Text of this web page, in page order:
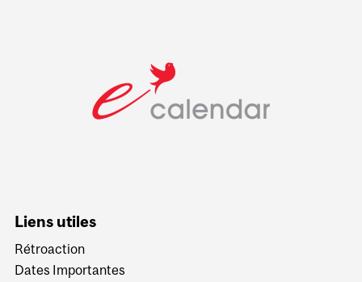
Liens utiles
Rétroaction
Dates Importantes